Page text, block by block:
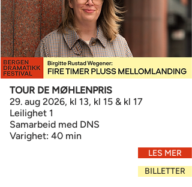
TOUR DE MØHLENPRIS
29. aug 2026, kl 13, kl 15 & kl 17
Leilighet 1
Samarbeid med DNS
Varighet: 40 min
LES MER
BILLETTER